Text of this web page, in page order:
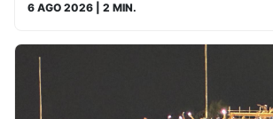
6 AGO 2026 | 2 MIN.